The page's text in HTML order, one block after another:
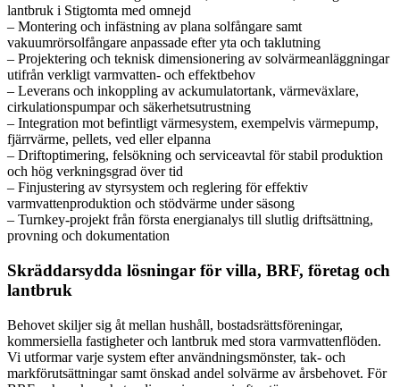
lantbruk i Stigtomta med omnejd
– Montering och infästning av plana solfångare samt
vakuumrörsolfångare anpassade efter yta och taklutning
– Projektering och teknisk dimensionering av solvärmeanläggningar
utifrån verkligt varmvatten- och effektbehov
– Leverans och inkoppling av ackumulatortank, värmeväxlare,
cirkulationspumpar och säkerhetsutrustning
– Integration mot befintligt värmesystem, exempelvis värmepump,
fjärrvärme, pellets, ved eller elpanna
– Driftoptimering, felsökning och serviceavtal för stabil produktion
och hög verkningsgrad över tid
– Finjustering av styrsystem och reglering för effektiv
varmvattenproduktion och stödvärme under säsong
– Turnkey-projekt från första energianalys till slutlig driftsättning,
provning och dokumentation
Skräddarsydda lösningar för villa, BRF, företag och
lantbruk
Behovet skiljer sig åt mellan hushåll, bostadsrättsföreningar,
kommersiella fastigheter och lantbruk med stora varmvattenflöden.
Vi utformar varje system efter användningsmönster, tak- och
markförutsättningar samt önskad andel solvärme av årsbehovet. För